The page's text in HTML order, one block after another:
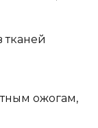
тканей
ожогам,